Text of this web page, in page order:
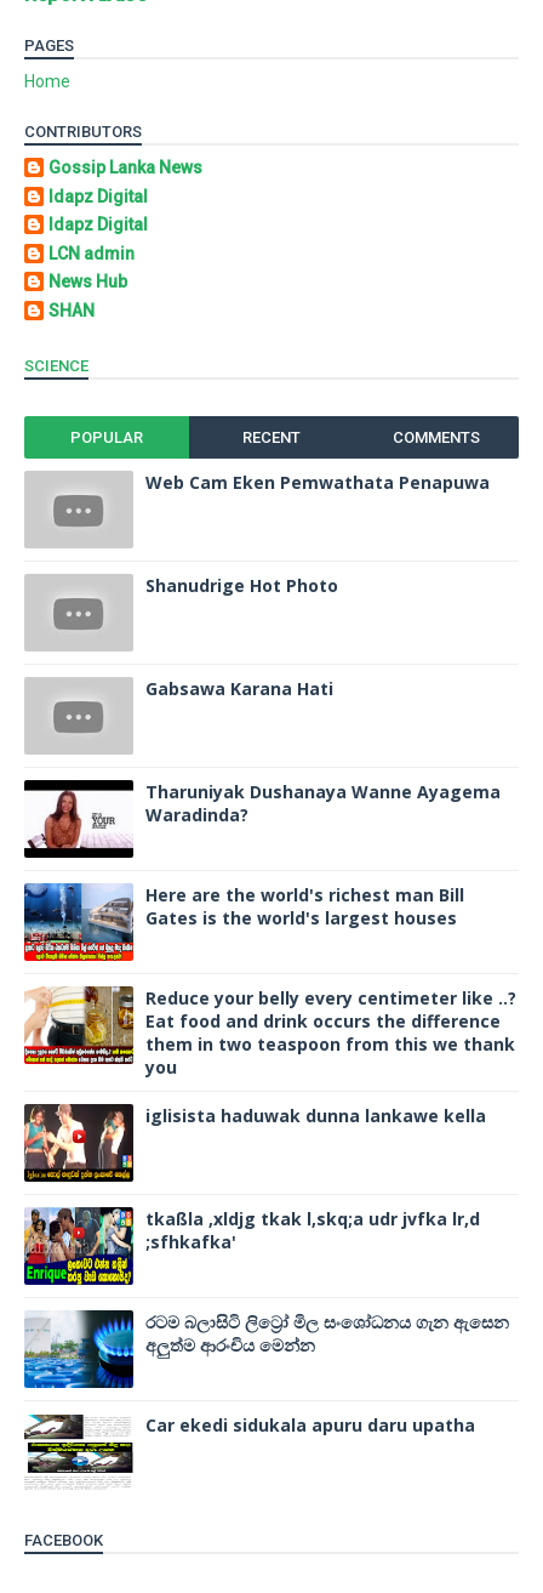
PAGES
Home
CONTRIBUTORS
Gossip Lanka News
Idapz Digital
Idapz Digital
LCN admin
News Hub
SHAN
SCIENCE
POPULAR RECENT COMMENTS
Web Cam Eken Pemwathata Penapuwa
Shanudrige Hot Photo
Gabsawa Karana Hati
Tharuniyak Dushanaya Wanne Ayagema
Waradinda?
Here are the world's richest man Bill
Gates is the world's largest houses
Reduce your belly every centimeter like ..?
Eat food and drink occurs the difference
them in two teaspoon from this we thank
you
iglisista haduwak dunna lankawe kella
tkaßla ,xldjg tkak l,skq;a udr jvfka lr,d
;sfhkafka'
රටම බලාසිටි ලිට්‍රෝ මිල සංශෝධනය ගැන ඇසෙන
අලුත්ම ආරංචිය මෙන්න
Car ekedi sidukala apuru daru upatha
FACEBOOK